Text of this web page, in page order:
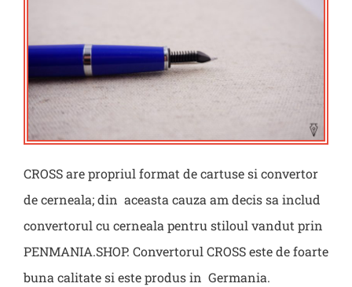
CROSS are propriul format de cartuse si convertor
de cerneala; din aceasta cauza am decis sa includ
convertorul cu cerneala pentru stiloul vandut prin
PENMANIA.SHOP. Convertorul CROSS este de foarte
buna calitate si este produs in Germania.